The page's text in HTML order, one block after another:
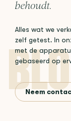
behoudt.
Alles wat we
zelf getest. In
met de
gebaseerd op
Neem